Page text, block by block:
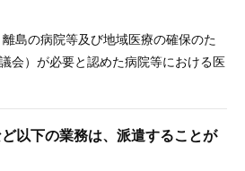
島の病院等及び地域医療の確保のた
会）が必要と認めた病院等における医
以下の業務は、派遣することが